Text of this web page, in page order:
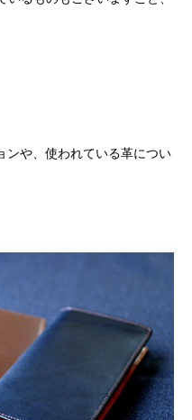
ンや、使われている革につい